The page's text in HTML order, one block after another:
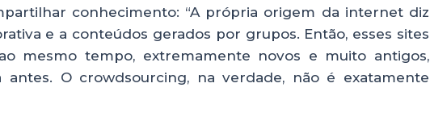
conhecimento: “A própria origem da internet diz
e a conteúdos gerados por grupos. Então, esses sites
mesmo tempo, extremamente novos e muito antigos,
antes. O crowdsourcing, na verdade, não é exatamente